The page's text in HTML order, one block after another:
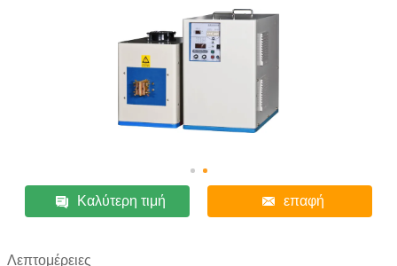
Καλύτερη τιμή επαφή
Λεπτομέρειες